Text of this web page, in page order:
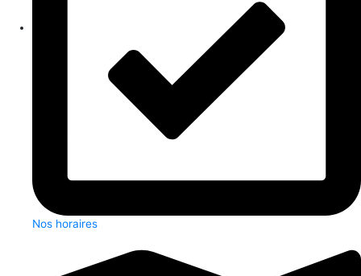
Nos horaires